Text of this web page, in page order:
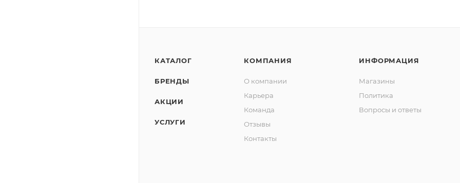
КАТАЛОГ
БРЕНДЫ
АКЦИИ
УСЛУГИ
КОМПАНИЯ
О компании
Карьера
Команда
Отзывы
Контакты
ИНФОРМАЦИЯ
Магазины
Политика
Вопросы и ответы